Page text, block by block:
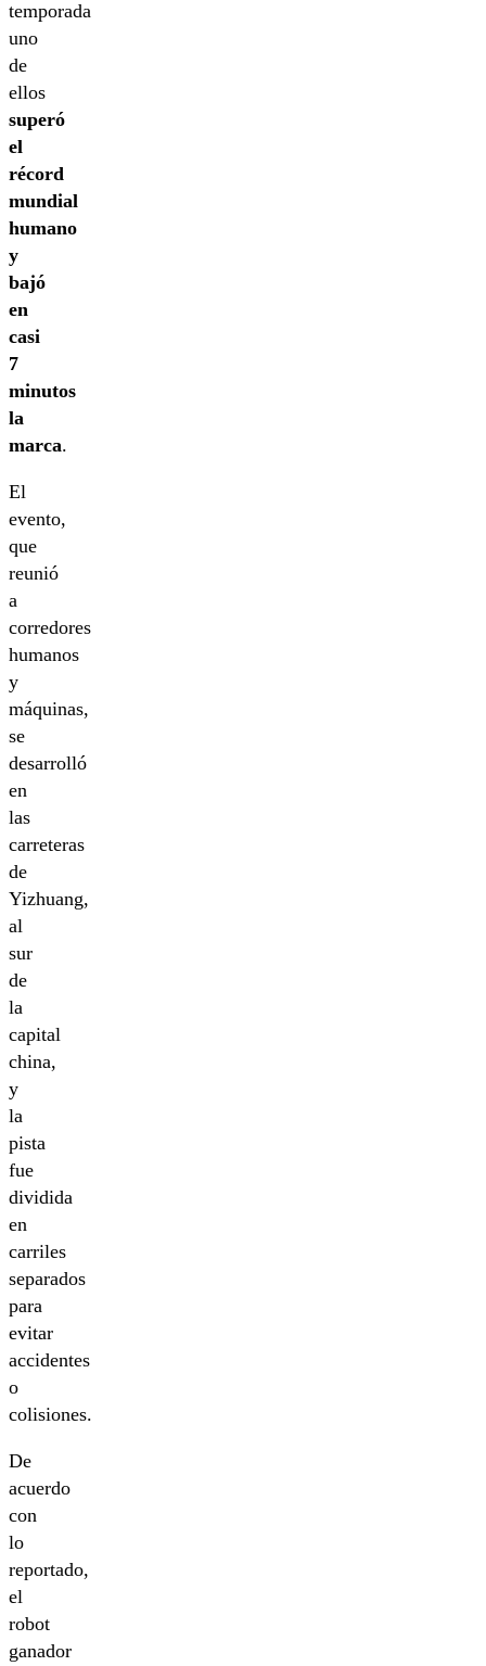
temporada
uno
de
ellos
superó
el
récord
mundial
humano
y
bajó
en
casi
7
minutos
la
marca.
El
evento,
que
reunió
a
corredores
humanos
y
máquinas,
se
desarrolló
en
las
carreteras
de
Yizhuang,
al
sur
de
la
capital
china,
y
la
pista
fue
dividida
en
carriles
separados
para
evitar
accidentes
o
colisiones.
De
acuerdo
con
lo
reportado,
el
robot
ganador